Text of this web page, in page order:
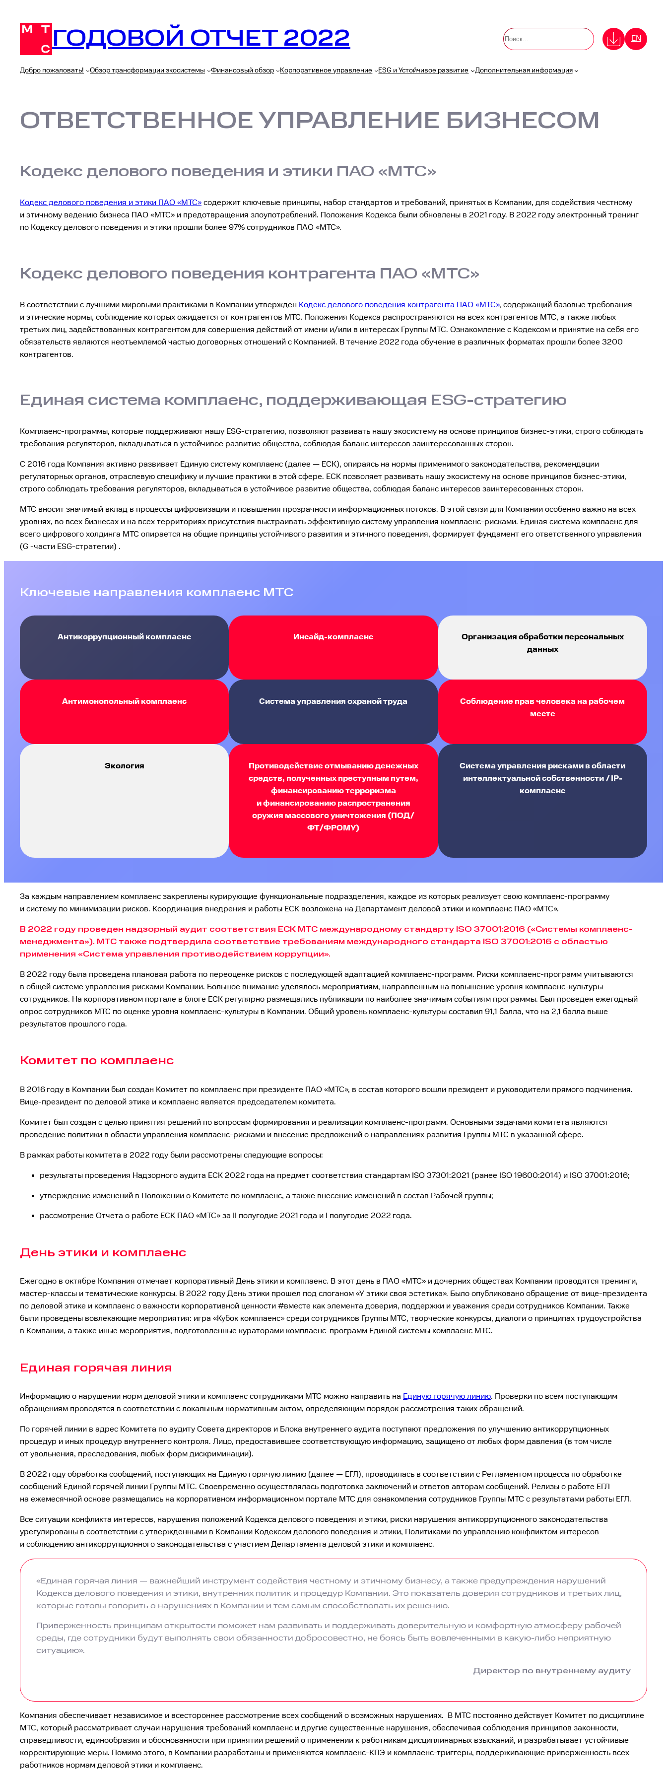
содержимому ГОДОВОЙ ОТЧЕТ 2022
П
о
с
EN
Добро пожаловать! Обзор трансформации экосистемы Финансовый обзор Корпоративное управление ESG и Устойчивое развитие Дополнительная информация
ОТВЕТСТВЕННОЕ УПРАВЛЕНИЕ БИЗНЕСОМ
Кодекс делового поведения и этики ПАО «МТС»
Кодекс делового поведения и этики ПАО «МТС» содержит ключевые принципы, набор стандартов и требований, принятых в Компании, для содействия честному
и этичному ведению бизнеса ПАО «МТС» и предотвращения злоупотреблений. Положения Кодекса были обновлены в 2021 году. В 2022 году электронный тренинг
по Кодексу делового поведения и этики прошли более 97% сотрудников ПАО «МТС».
Кодекс делового поведения контрагента ПАО «МТС»
В соответствии с лучшими мировыми практиками в Компании утвержден Кодекс делового поведения контрагента ПАО «МТС», содержащий базовые требования
и этические нормы, соблюдение которых ожидается от контрагентов МТС. Положения Кодекса распространяются на всех контрагентов МТС, а также любых
третьих лиц, задействованных контрагентом для совершения действий от имени и/или в интересах Группы МТС. Ознакомление с Кодексом и принятие на себя его
обязательств являются неотъемлемой частью договорных отношений с Компанией. В течение 2022 года обучение в различных форматах прошли более 3200
контрагентов.
Единая система комплаенс, поддерживающая ESG-стратегию
Комплаенс-программы, которые поддерживают нашу ESG-стратегию, позволяют развивать нашу экосистему на основе принципов бизнес-этики, строго соблюдать
требования регуляторов, вкладываться в устойчивое развитие общества, соблюдая баланс интересов заинтересованных сторон.
С 2016 года Компания активно развивает Единую систему комплаенс (далее — ЕСК), опираясь на нормы применимого законодательства, рекомендации
регуляторных органов, отраслевую специфику и лучшие практики в этой сфере. ЕСК позволяет развивать нашу экосистему на основе принципов бизнес-этики,
строго соблюдать требования регуляторов, вкладываться в устойчивое развитие общества, соблюдая баланс интересов заинтересованных сторон.
МТС вносит значимый вклад в процессы цифровизации и повышения прозрачности информационных потоков. В этой связи для Компании особенно важно на всех
уровнях, во всех бизнесах и на всех территориях присутствия выстраивать эффективную систему управления комплаенс-рисками. Единая система комплаенс для
всего цифрового холдинга МТС опирается на общие принципы устойчивого развития и этичного поведения, формирует фундамент его ответственного управления
(G -части ESG-стратегии) .
Ключевые направления комплаенс МТС
Антикоррупционный комплаенс Инсайд-комплаенс
Организация обработки персональных
данных
Антимонопольный комплаенс Система управления охраной труда
Соблюдение прав человека на рабочем
месте
Экология
Противодействие отмыванию денежных
средств, полученных преступным путем,
финансированию терроризма
и финансированию распространения
оружия массового уничтожения (ПОД/
ФТ/ФРОМУ)
Система управления рисками в области
интеллектуальной собственности / IP-
комплаенс
За каждым направлением комплаенс закреплены курирующие функциональные подразделения, каждое из которых реализует свою комплаенс-программу
и систему по минимизации рисков. Координация внедрения и работы ЕСК возложена на Департамент деловой этики и комплаенс ПАО «МТС».
В 2022 году проведен надзорный аудит соответствия ЕСК МТС международному стандарту ISO 37001:2016 («Системы комплаенс-
менеджмента»). МТС также подтвердила соответствие требованиям международного стандарта ISO 37001:2016 с областью
применения «Система управления противодействием коррупции».
В 2022 году была проведена плановая работа по переоценке рисков с последующей адаптацией комплаенс-программ. Риски комплаенс-программ учитываются
в общей системе управления рисками Компании. Большое внимание уделялось мероприятиям, направленным на повышение уровня комплаенс-культуры
сотрудников. На корпоративном портале в блоге ЕСК регулярно размещались публикации по наиболее значимым событиям программы. Был проведен ежегодный
опрос сотрудников МТС по оценке уровня комплаенс-культуры в Компании. Общий уровень комплаенс-культуры составил 91,1 балла, что на 2,1 балла выше
результатов прошлого года.
Комитет по комплаенс
В 2016 году в Компании был создан Комитет по комплаенс при президенте ПАО «МТС», в состав которого вошли президент и руководители прямого подчинения.
Вице-президент по деловой этике и комплаенс является председателем комитета.
Комитет был создан с целью принятия решений по вопросам формирования и реализации комплаенс-программ. Основными задачами комитета являются
проведение политики в области управления комплаенс-рисками и внесение предложений о направлениях развития Группы МТС в указанной сфере.
В рамках работы комитета в 2022 году были рассмотрены следующие вопросы:
результаты проведения Надзорного аудита ЕСК 2022 года на предмет соответствия стандартам ISO 37301:2021 (ранее ISO 19600:2014) и ISO 37001:2016;
утверждение изменений в Положении о Комитете по комплаенс, а также внесение изменений в состав Рабочей группы;
рассмотрение Отчета о работе ЕСК ПАО «МТС» за II полугодие 2021 года и I полугодие 2022 года.
День этики и комплаенс
Ежегодно в октябре Компания отмечает корпоративный День этики и комплаенс. В этот день в ПАО «МТС» и дочерних обществах Компании проводятся тренинги,
мастер-классы и тематические конкурсы. В 2022 году День этики прошел под слоганом «У этики своя эстетика». Было опубликовано обращение от вице-президента
по деловой этике и комплаенс о важности корпоративной ценности #вместе как элемента доверия, поддержки и уважения среди сотрудников Компании. Также
были проведены вовлекающие мероприятия: игра «Кубок комплаенс» среди сотрудников Группы МТС, творческие конкурсы, диалоги о принципах трудоустройства
в Компании, а также иные мероприятия, подготовленные кураторами комплаенс-программ Единой системы комплаенс МТС.
Единая горячая линия
Информацию о нарушении норм деловой этики и комплаенс сотрудниками МТС можно направить на Единую горячую линию. Проверки по всем поступающим
обращениям проводятся в соответствии с локальным нормативным актом, определяющим порядок рассмотрения таких обращений.
По горячей линии в адрес Комитета по аудиту Совета директоров и Блока внутреннего аудита поступают предложения по улучшению антикоррупционных
процедур и иных процедур внутреннего контроля. Лицо, предоставившее соответствующую информацию, защищено от любых форм давления (в том числе
от увольнения, преследования, любых форм дискриминации).
В 2022 году обработка сообщений, поступающих на Единую горячую линию (далее — ЕГЛ), проводилась в соответствии с Регламентом процесса по обработке
сообщений Единой горячей линии Группы МТС. Своевременно осуществлялась подготовка заключений и ответов авторам сообщений. Релизы о работе ЕГЛ
на ежемесячной основе размещались на корпоративном информационном портале МТС для ознакомления сотрудников Группы МТС с результатами работы ЕГЛ.
Все ситуации конфликта интересов, нарушения положений Кодекса делового поведения и этики, риски нарушения антикоррупционного законодательства
урегулированы в соответствии с утвержденными в Компании Кодексом делового поведения и этики, Политиками по управлению конфликтом интересов
и соблюдению антикоррупционного законодательства с участием Департамента деловой этики и комплаенс.
«Единая горячая линия — важнейший инструмент содействия честному и этичному бизнесу, а также предупреждения нарушений
Кодекса делового поведения и этики, внутренних политик и процедур Компании. Это показатель доверия сотрудников и третьих лиц,
которые готовы говорить о нарушениях в Компании и тем самым способствовать их решению.
Приверженность принципам открытости поможет нам развивать и поддерживать доверительную и комфортную атмосферу рабочей
среды, где сотрудники будут выполнять свои обязанности добросовестно, не боясь быть вовлеченными в какую-либо неприятную
ситуацию».
Директор по внутреннему аудиту
Компания обеспечивает независимое и всестороннее рассмотрение всех сообщений о возможных нарушениях. В МТС постоянно действует Комитет по дисциплине
МТС, который рассматривает случаи нарушения требований комплаенс и другие существенные нарушения, обеспечивая соблюдения принципов законности,
справедливости, единообразия и обоснованности при принятии решений о применении к работникам дисциплинарных взысканий, и разрабатывает устойчивые
корректирующие меры. Помимо этого, в Компании разработаны и применяются комплаенс-КПЭ и комплаенс-триг­геры, поддерживающие приверженность всех
работников нормам деловой этики и комплаенс.